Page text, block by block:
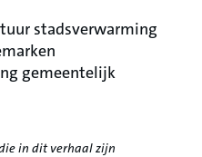
stadsverwarming
gemeentelijk
in dit verhaal zijn